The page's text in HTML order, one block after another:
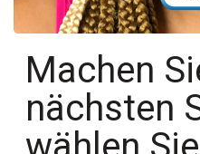
Machen
nächsten